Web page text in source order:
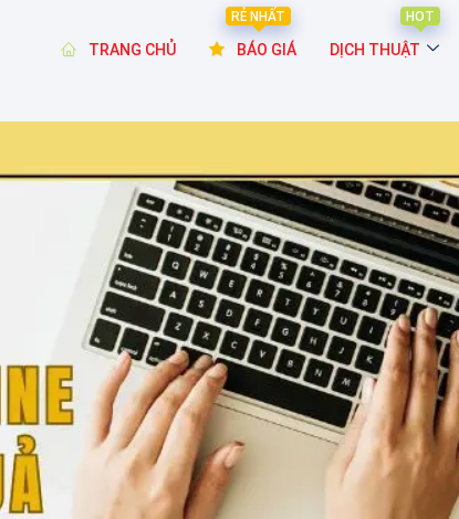
TRANG CHỦ
RẺ NHẤT
BÁO GIÁ
HOT
DỊCH THUẬT